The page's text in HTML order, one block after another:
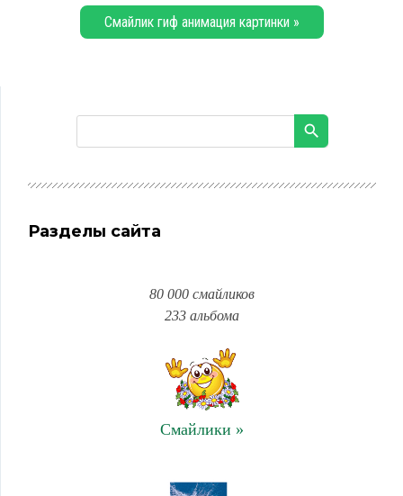
Смайлик гиф анимация картинки »
Разделы сайта
80 000 смайликов
233 альбома
Смайлики »